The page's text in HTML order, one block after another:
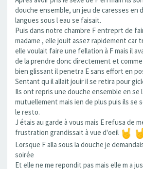
douche ensemble, un jeu de caresses en
langues sous l eau se faisait.
Puis dans notre chambre F entreprt de
madame , elle jouit assez rapidement car
elle voulait faire une fellation à F mais il
de la prendre donc directement et
bien glissant il penetra E sans effort en
Sentant qu il allait jouir il se retira pour
Ils ont repris une douche ensemble en se
mutuellement mais ien de plus puis ils se
le resto.
J étais au garde à vous mais E refusa de
frustration grandissait à vue d'oeil
Lorsque F alla sous la douche je
soirée
Et elle ne me repondit pas mais elle m a